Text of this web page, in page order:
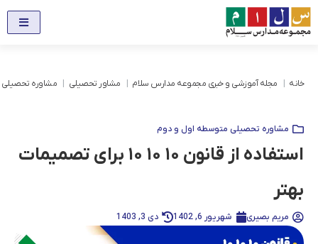
خانه مجله آموزشی و خبری مجموعه مدارس سلام مشاور تحصیلی مشاوره
مشاوره تحصیلی متوسطه اول و دوم
استفاده از قانون ۱۰ ۱۰ ۱۰ برای تصمیمات
بهتر
مریم بصیری شهریور 6, 1402 دی 3, 1403